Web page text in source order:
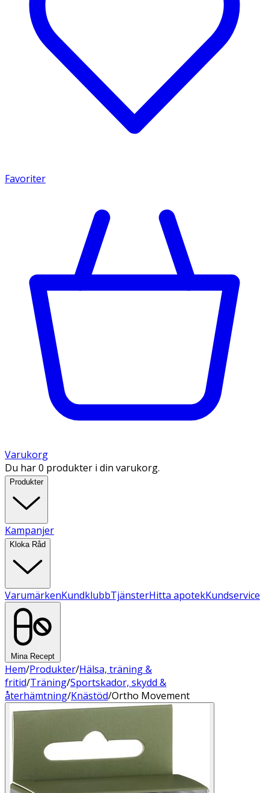
Favoriter
Varukorg
Du har 0 produkter i din varukorg.
Produkter
Kampanjer
Kloka Råd
VarumärkenKundklubbTjänsterHitta apotekKundservice
Mina Recept
Hem/Produkter/Hälsa, träning &
fritid/Träning/Sportskador, skydd &
återhämtning/Knästöd/Ortho Movement